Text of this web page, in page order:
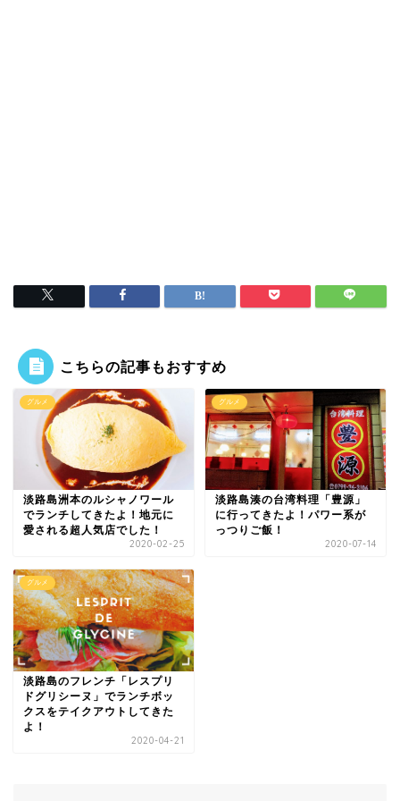
こちらの記事もおすすめ
グルメ
淡路島洲本のルシャノワール
でランチしてきたよ！地元に
愛される超人気店でした！
2020-02-25
グルメ
淡路島湊の台湾料理「豊源」
に行ってきたよ！パワー系が
っつりご飯！
2020-07-14
グルメ
淡路島のフレンチ「レスプリ
ドグリシーヌ」でランチボッ
クスをテイクアウトしてきた
よ！
2020-04-21